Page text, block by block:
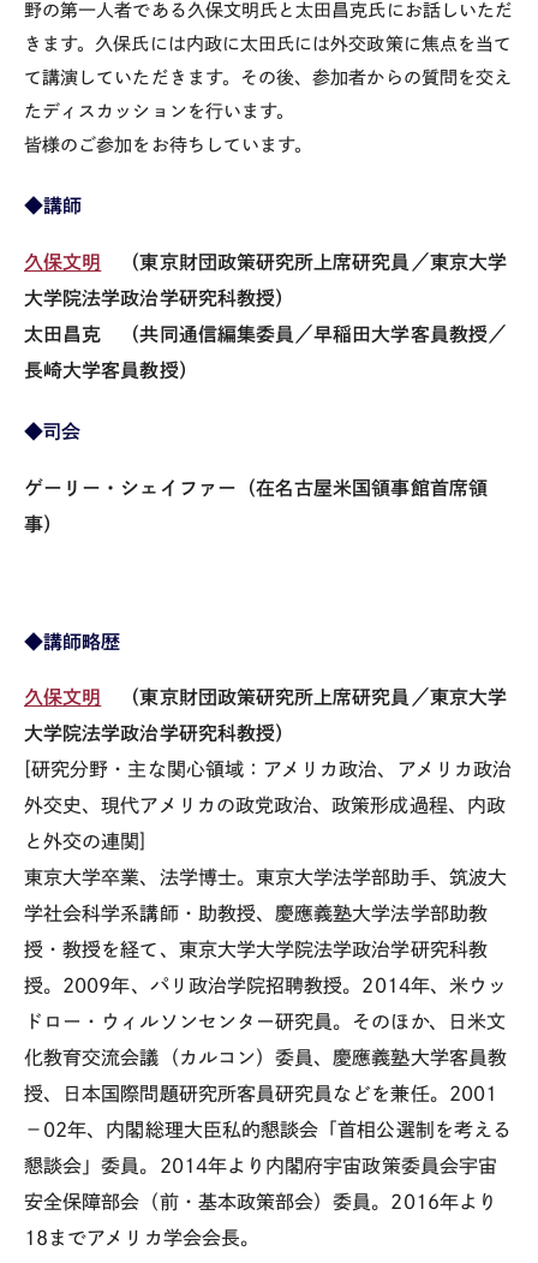
野の第一人者である久保文明氏と太田昌克氏にお話しいただ
きます。久保氏には内政に太田氏には外交政策に焦点を当て
て講演していただきます。その後、参加者からの質問を交え
たディスカッションを行います。
皆様のご参加をお待ちしています。
◆講師
久保文明
（東京財団政策研究所上席研究員／東京大学
大学院法学政治学研究科教授）
太田昌克
（共同通信編集委員／早稲田大学客員教授／
長崎大学客員教授）
◆司会
ゲーリー・シェイファー（在名古屋米国領事館首席領
事）
◆講師略歴
久保文明
（東京財団政策研究所上席研究員／東京大学
大学院法学政治学研究科教授）
[研究分野・主な関心領域：アメリカ政治、アメリカ政治
外交史、現代アメリカの政党政治、政策形成過程、内政
と外交の連関]
東京大学卒業、法学博士。東京大学法学部助手、筑波大
学社会科学系講師・助教授、慶應義塾大学法学部助教
授・教授を経て、東京大学大学院法学政治学研究科教
授。2009年、パリ政治学院招聘教授。2014年、米ウッ
ドロー・ウィルソンセンター研究員。そのほか、日米文
化教育交流会議（カルコン）委員、慶應義塾大学客員教
授、日本国際問題研究所客員研究員などを兼任。2001
－02年、内閣総理大臣私的懇談会「首相公選制を考える
懇談会」委員。2014年より内閣府宇宙政策委員会宇宙
安全保障部会（前・基本政策部会）委員。2016年より
18までアメリカ学会会長。